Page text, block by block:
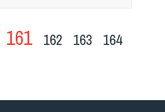
161 162 163
164